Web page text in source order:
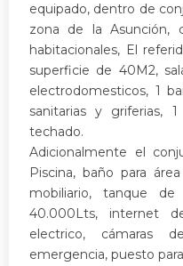
equipado, dentro de
zona de la Asunción,
habitacionales, El
superficie de 40M2,
electrodomesticos, 1
sanitarias y griferias,
techado.
Adicionalmente el
Piscina, baño para
mobiliario, tanque
40.000Lts, internet
electrico, cámaras
emergencia, puesto